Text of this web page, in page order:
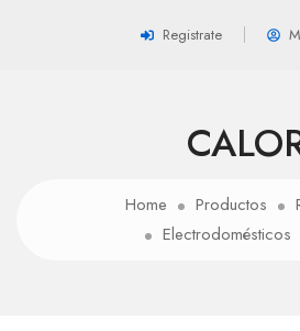
Registrate
Home Productos
Electrodomésticos